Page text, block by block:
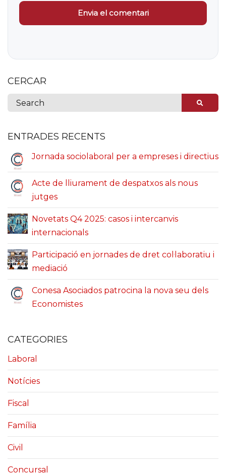
CERCAR
ENTRADES RECENTS
Jornada sociolaboral per a empreses i directius
Acte de lliurament de despatxos als nous
jutges
Novetats Q4 2025: casos i intercanvis
internacionals
Participació en jornades de dret col·laboratiu i
mediació
Conesa Asociados patrocina la nova seu dels
Economistes
CATEGORIES
Laboral
Notícies
Fiscal
Família
Civil
Concursal